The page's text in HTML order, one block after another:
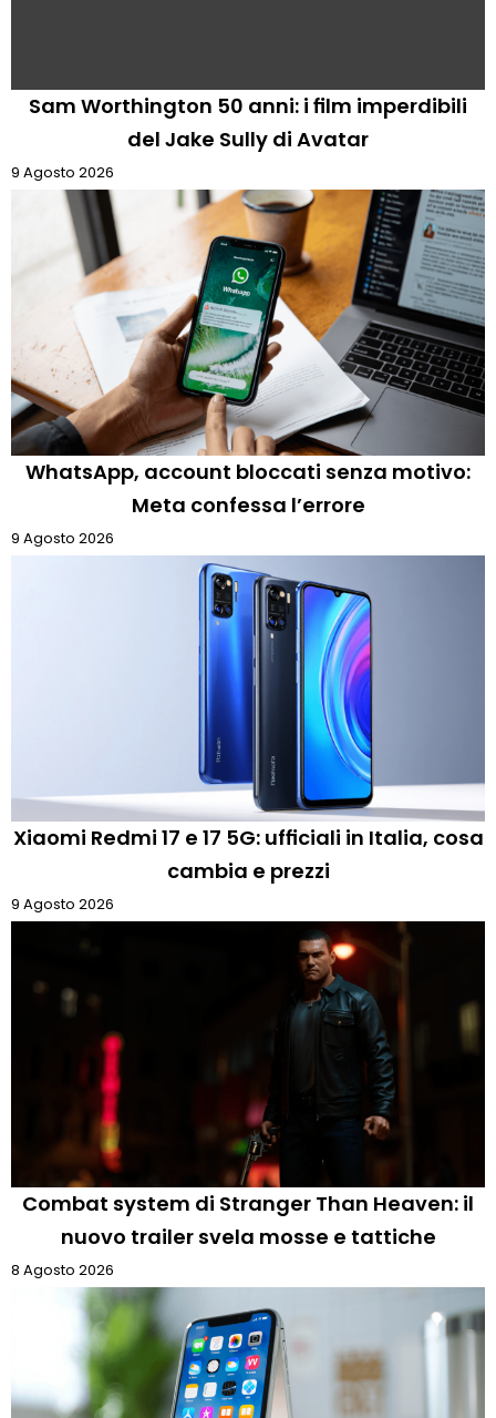
Sam Worthington 50 anni: i film imperdibili
del Jake Sully di Avatar
9 Agosto 2026
WhatsApp, account bloccati senza motivo:
Meta confessa l’errore
9 Agosto 2026
Xiaomi Redmi 17 e 17 5G: ufficiali in Italia, cosa
cambia e prezzi
9 Agosto 2026
Combat system di Stranger Than Heaven: il
nuovo trailer svela mosse e tattiche
8 Agosto 2026